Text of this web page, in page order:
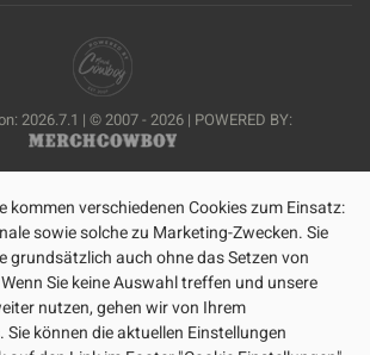
2026.7.1 | © 2007 - 2026 | POWERED BY:
kommen verschiedenen Cookies zum Einsatz:
sowie solche zu Marketing-Zwecken. Sie
grundsätzlich auch ohne das Setzen von
Sie keine Auswahl treffen und unsere
nutzen, gehen wir von Ihrem
können die aktuellen Einstellungen